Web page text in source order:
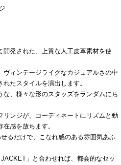
発された、上質な人工皮革素材を使
ヴィンテージライクなカジュアルさの中
たスタイルを演出します。
な、様々な形のスタッズをランダムにち
ンジが、コーディネートにリズムと動
感を放ちます。
るだけで、こなれ感のある雰囲気あふ
」と合わせれば、都会的なセッ